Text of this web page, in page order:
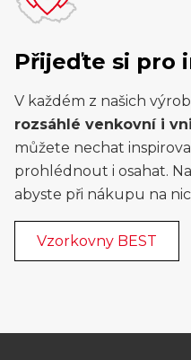
Přijeďte si pro
V každém z našich
rozsáhlé venkovní i
můžete nechat
prohlédnout i osahat.
abyste při nákupu na
Vzorkovny BEST